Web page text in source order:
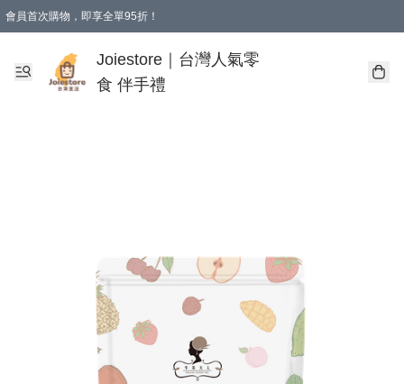
會員首次購物，即享全單95折！
購物滿 HKD 350.00即享免運費優惠！（適用於 本地送貨、本地取貨 )
Joiestore｜台灣人氣零
食 伴手禮